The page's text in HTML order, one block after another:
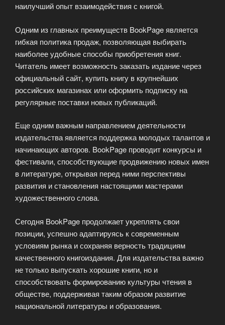
наилучший опыт взаимодействия с книгой.
Одним из главных преимуществ BookPage является
гибкая политика продаж, позволяющая выбирать
наиболее удобные способы приобретения книг.
Читатель имеет возможность заказать издание через
официальный сайт, купить книгу в крупнейших
российских магазинах или оформить подписку на
регулярные поставки новых публикаций.
Еще одним важным направлением деятельности
издательства является поддержка молодых талантов и
начинающих авторов. BookPage проводит конкурсы и
фестивали, способствующие продвижению новых имен
в литературе, открывая перед ними перспективы
развития и становления настоящими мастерами
художественного слова.
Сегодня BookPage продолжает укреплять свои
позиции, успешно адаптируясь к современным
условиям рынка и сохраняя верность традициям
качественного книгоиздания. Для издательства важно
не только выпускать хорошие книги, но и
способствовать формированию культуры чтения в
обществе, поддерживая таким образом развитие
национальной литературы и образования.